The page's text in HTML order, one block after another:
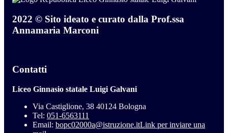
2022 © Sito ideato e curato dalla Prof.ssa
Annamaria Marconi
Contatti
Liceo Ginnasio statale Luigi Galvani
Via Castiglione, 38 40124 Bologna
Tel: 051-6563111
Email: bopc02000a@istruzione.itLink per inviare una